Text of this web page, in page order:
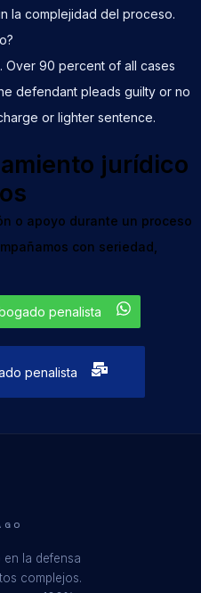
la complejidad del proceso.
Over 90 percent of all cases
defendant pleads guilty or no
or lighter sentence.
jurídico
o apoyo durante un proceso
con seriedad,
penalista
penalista
la defensa
complejos.